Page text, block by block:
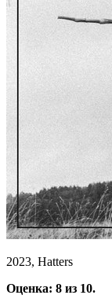
2023, Hatters
Оценка: 8 из 10.